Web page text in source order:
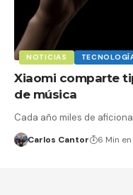
NOTICIAS
Xiaomi comparte
de música
Cada año miles de
Carlos Cantor 6 Min